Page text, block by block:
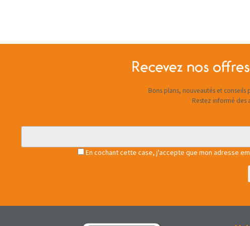
Recevez nos
Bons plans, nouveautés et
Restez informé des
En cochant cette case, j'accepte que mon adresse